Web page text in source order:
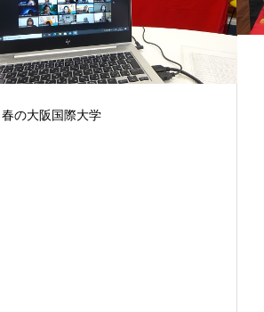
大阪国際大学 オンライン